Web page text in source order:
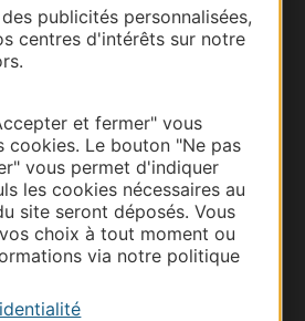
publicités personnalisées,
centres d'intérêts sur notre
et fermer" vous
cookies. Le bouton "Ne pas
vous permet d'indiquer
les cookies nécessaires au
site seront déposés. Vous
choix à tout moment ou
via notre politique